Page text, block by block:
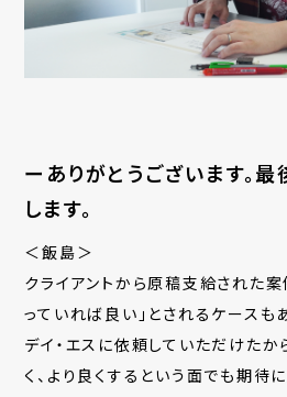
ーありがとうございます。
します。
＜飯島＞
クライアントから原稿支給された案
っていれば良い」とされるケースも
デイ・エスに依頼していただけたか
く、より良くするという面でも期待